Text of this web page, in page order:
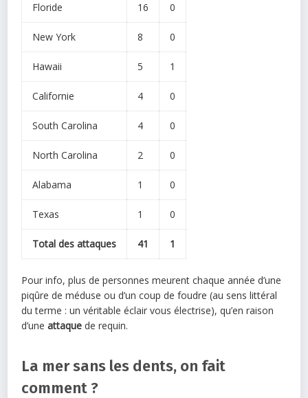
Floride 16 0
New York 8 0
Hawaii 5 1
Californie 4 0
South Carolina 4 0
North Carolina 2 0
Alabama 1 0
Texas 1 0
Total des attaques 41 1
Pour info, plus de personnes meurent chaque année d’une
piqûre de méduse ou d’un coup de foudre (au sens littéral
du terme : un véritable éclair vous électrise), qu’en raison
d’uneattaque de requin.
La mer sans les dents, on fait
comment ?